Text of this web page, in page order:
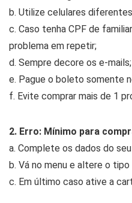
b. Utilize celulares
c. Caso tenha CPF de
problema em repetir;
d. Sempre decore os e-mails;
e. Pague o boleto somente
f. Evite comprar mais de 1
2. Erro: Mínimo para
a. Complete os dados do
b. Vá no menu e altere o
c. Em último caso ative a